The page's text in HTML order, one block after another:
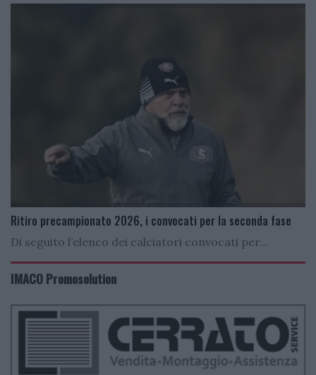
Ritiro precampionato 2026, i convocati per la seconda fase
Di seguito l’elenco dei calciatori convocati per...
IMACO Promosolution